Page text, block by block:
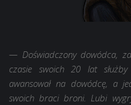
— Doświadczony dowódca,
czasie swoich 20 lat służby
awansował na dowódcę, a
swoich braci broni. Lubi